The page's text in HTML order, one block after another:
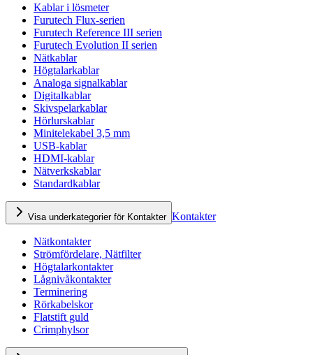
Kablar i lösmeter
Furutech Flux-serien
Furutech Reference III serien
Furutech Evolution II serien
Nätkablar
Högtalarkablar
Analoga signalkablar
Digitalkablar
Skivspelarkablar
Hörlurskablar
Minitelekabel 3,5 mm
USB-kablar
HDMI-kablar
Nätverkskablar
Standardkablar
Visa underkategorier för Kontakter Kontakter
Nätkontakter
Strömfördelare, Nätfilter
Högtalarkontakter
Lågnivåkontakter
Terminering
Rörkabelskor
Flatstift guld
Crimphylsor